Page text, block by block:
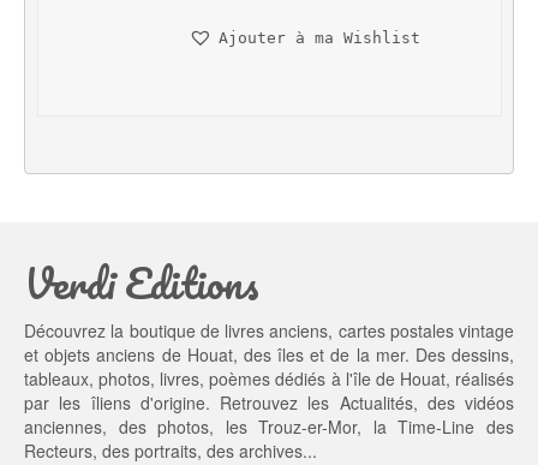
i
é
t :
5,
0
0 €.
t
s
Ajouter à ma Wishlist
Verdi Editions
Découvrez la boutique de livres anciens, cartes postales vintage
et objets anciens de Houat, des îles et de la mer. Des dessins,
tableaux, photos, livres, poèmes dédiés à l'île de Houat, réalisés
par les îliens d'origine. Retrouvez les Actualités, des vidéos
anciennes, desphotos, lesTrouz-er-Mor, laTime-Line des
Recteurs, des portraits, des archives...